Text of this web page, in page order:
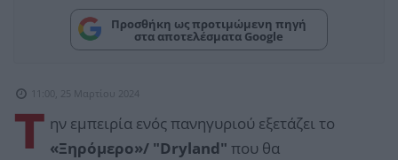
Προσθήκη ως προτιμώμενη πηγή
στα αποτελέσματα Google
11:00, 25 Μαρτίου 2024
Τ ην εμπειρία ενός πανηγυριού εξετάζει το
«Ξηρόμερο»/ "Dryland" που θα